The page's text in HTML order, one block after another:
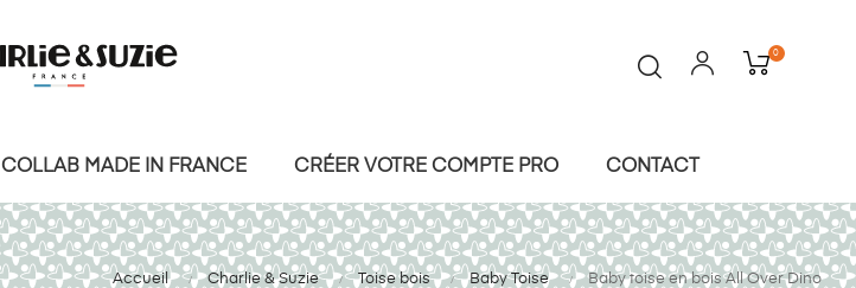
0
COLLAB MADE IN FRANCE CRÉER VOTRE COMPTE PRO CONTACT
Accueil Charlie & Suzie Toise bois Baby Toise Baby toise en bois All Over Dino